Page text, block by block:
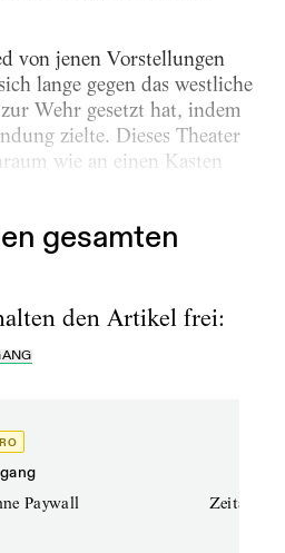
von jenen Vorstellungen
lange gegen das westliche
Wehr gesetzt hat, indem
zielte. Dieses Theater
wie an einen Kasten
gesamten
den Artikel frei:
Paywall